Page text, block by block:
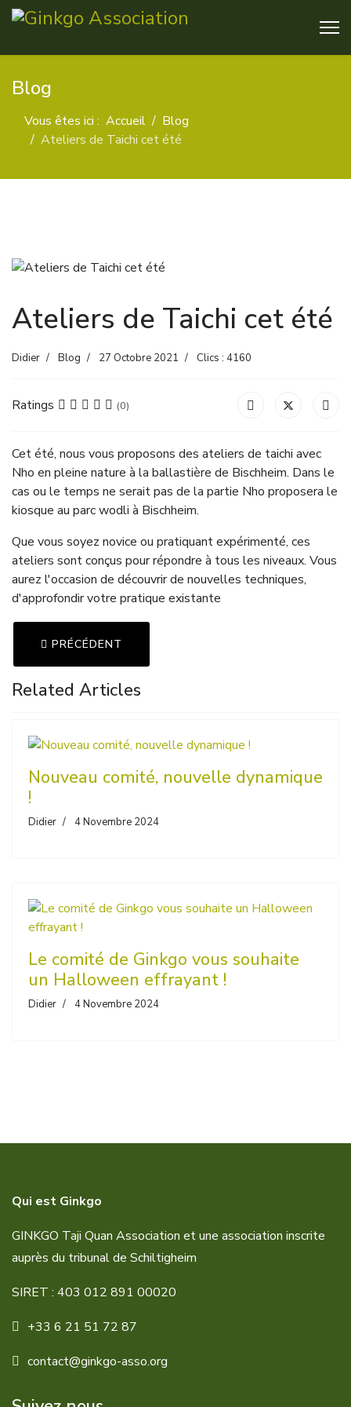
Blog
Vous êtes ici : Accueil
Blog
Ateliers de Taichi cet été
Ateliers de Taichi cet été
Didier Blog 27 Octobre 2021 Clics : 4160
Ratings (0)
Cet été, nous vous proposons des ateliers de taichi avec
Nho en pleine nature à la ballastière de Bischheim. Dans le
cas ou le temps ne serait pas de la partie Nho proposera le
kiosque au parc wodli à Bischheim.
Que vous soyez novice ou pratiquant expérimenté, ces
ateliers sont conçus pour répondre à tous les niveaux. Vous
aurez l'occasion de découvrir de nouvelles techniques,
d'approfondir votre pratique existante
ARTICLE PRÉCÉDENT : LE COMITÉ DE GINKGO
PRÉCÉDENT
Related Articles
Nouveau comité, nouvelle dynamique
!
Didier 4 Novembre 2024
Le comité de Ginkgo vous souhaite
un Halloween effrayant !
Didier 4 Novembre 2024
Qui est Ginkgo
GINKGO Taji Quan Association et une association inscrite
auprès du tribunal de Schiltigheim
SIRET : 403 012 891 00020
+33 6 21 51 72 87
contact@ginkgo-asso.org